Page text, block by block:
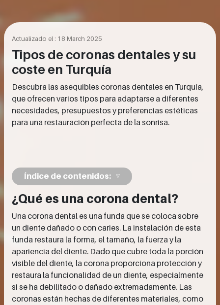
Actualizado el : 18 March 2025
Tipos de coronas dentales y su
coste en Turquía
Descubra las asequibles coronas dentales en Turquía,
que ofrecen varios tipos para adaptarse a diferentes
necesidades, presupuestos y preferencias estéticas
para una restauración perfecta de la sonrisa.
Índice de contenidos:
¿Qué es una corona dental?
Una corona dental es una funda que se coloca sobre
un diente dañado o con caries. La instalación de esta
funda restaura la forma, el tamaño, la fuerza y la
apariencia del diente. Dado que cubre toda la porción
visible del diente, la corona proporciona protección y
restaura la funcionalidad de un diente, especialmente
si se ha debilitado o dañado extremadamente. Las
coronas están hechas de diferentes materiales, como